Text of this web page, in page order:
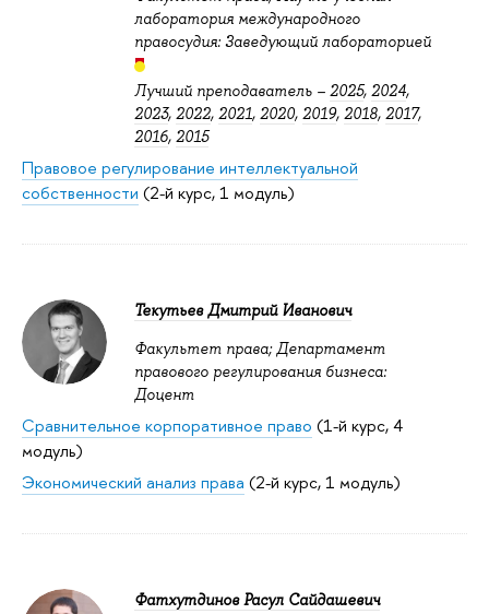
лаборатория международного
правосудия: Заведующий лабораторией
Лучший преподаватель – 2025, 2024,
2023, 2022, 2021, 2020, 2019, 2018, 2017,
2016, 2015
Правовое регулирование интеллектуальной
собственности (2-й курс, 1 модуль)
Текутьев Дмитрий Иванович
Факультет права; Департамент
правового регулирования бизнеса:
Доцент
Сравнительное корпоративное право (1-й курс, 4
модуль)
Экономический анализ права (2-й курс, 1 модуль)
Фатхутдинов Расул Сайдашевич